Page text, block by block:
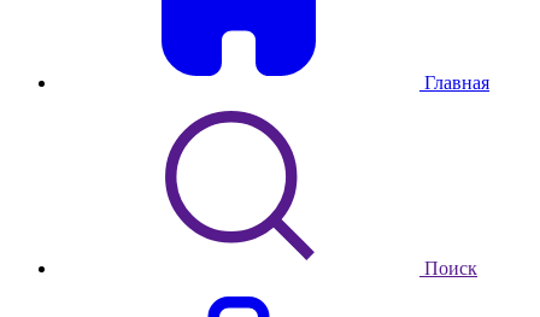
Главная
Поиск